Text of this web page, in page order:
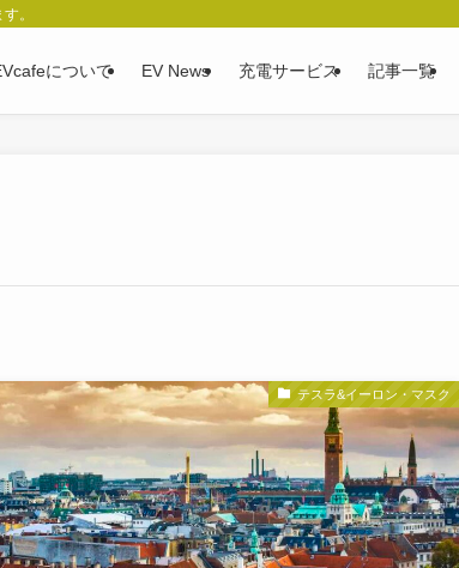
。
について EV News 充電サービス 記事一覧
テスラ&イーロン・マスク